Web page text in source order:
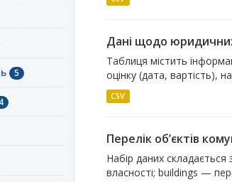
5
4
Дані щодо юридичних
Таблиця містить
оцінку (дата, вартість),
CSV
Перелік об’єктів
Набір даних
власності; buildings —